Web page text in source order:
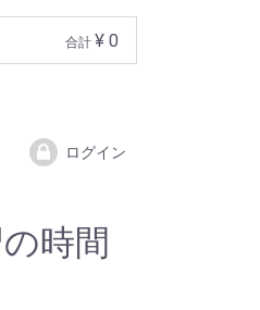
合計 ¥ 0
ログイン
時間